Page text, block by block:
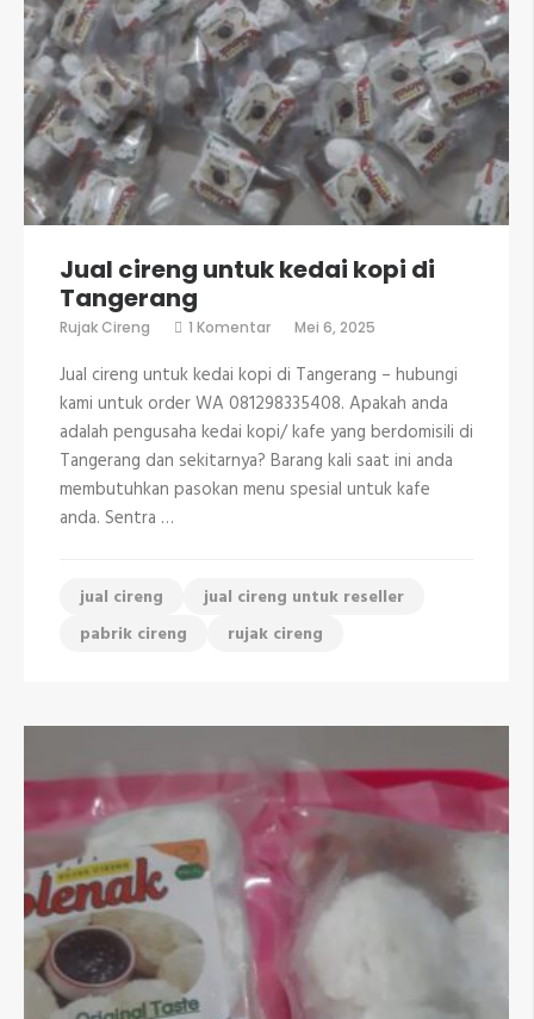
Jual cireng untuk kedai kopi di
Tangerang
Rujak Cireng 1 Komentarpada
untuk
kedai
kopi
di
Tangerang
Mei 6, 2025
Jual cireng untuk kedai kopi di Tangerang – hubungi
kami untuk order WA 081298335408. Apakah anda
adalah pengusaha kedai kopi/ kafe yang berdomisili di
Tangerang dan sekitarnya? Barang kali saat ini anda
membutuhkan pasokan menu spesial untuk kafe
anda. Sentra …
jual cireng
jual cireng untuk reseller
pabrik cireng
rujak cireng